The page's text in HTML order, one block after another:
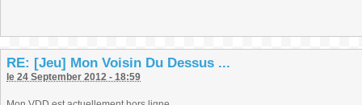
RE: [Jeu] Mon Voisin Du Dessus ...
le 24 September 2012 - 18:59